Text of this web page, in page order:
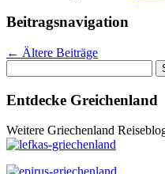
Beitragsnavigation
← Ältere Beiträge
nach:
Entdecke Greichenland
Weitere Griechenland